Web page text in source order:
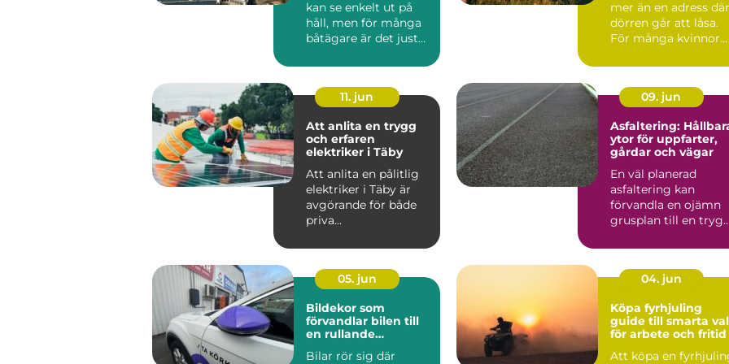
kan se enkelt ut på
håll, men för många
båtägare är det just
mer än en adress där
dörren går att låsa.
För många kvinnor
11. jun
Att anlita en trygg
och erfaren
elektriker i Täby
Att anlita en pålitlig
elektriker i Täby är
avgörande för både
priva...
09. jun
Asfaltering:
ytor för uppfarter,
gårdar och vägar
En väl planerad
asfaltering kan
förvandla en ojämn
grusplan till en trygg,
05. jun
Bildekor som
förvandlar bilen till
en rullande
Bilar rör sig där
04. jun
Köpa fyrhjuling
guide till smarta val
för arbete och fritid
Att köpa en